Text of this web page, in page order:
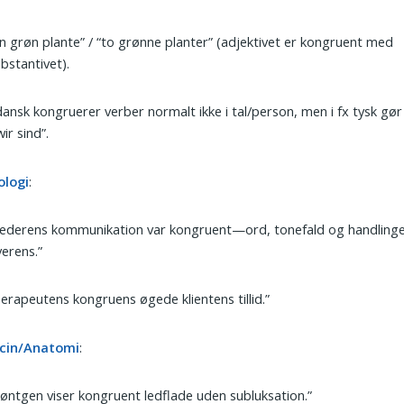
grøn plante” / “to grønne planter” (adjektivet er kongruent med
kongruerer verber normalt ikke i tal/person, men i fx tysk gør
sind”.
:
kommunikation var kongruent—ord, tonefald og
kongruens øgede klientens tillid.”
Anatomi:
viser kongruent ledflade uden subluksation.”